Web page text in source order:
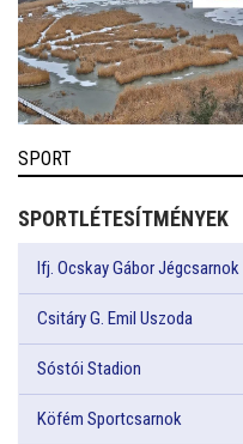
SPORT
SPORTLÉTESÍTMÉNYEK
Ifj. Ocskay Gábor Jégcsarnok
Csitáry G. Emil Uszoda
Sóstói Stadion
Köfém Sportcsarnok